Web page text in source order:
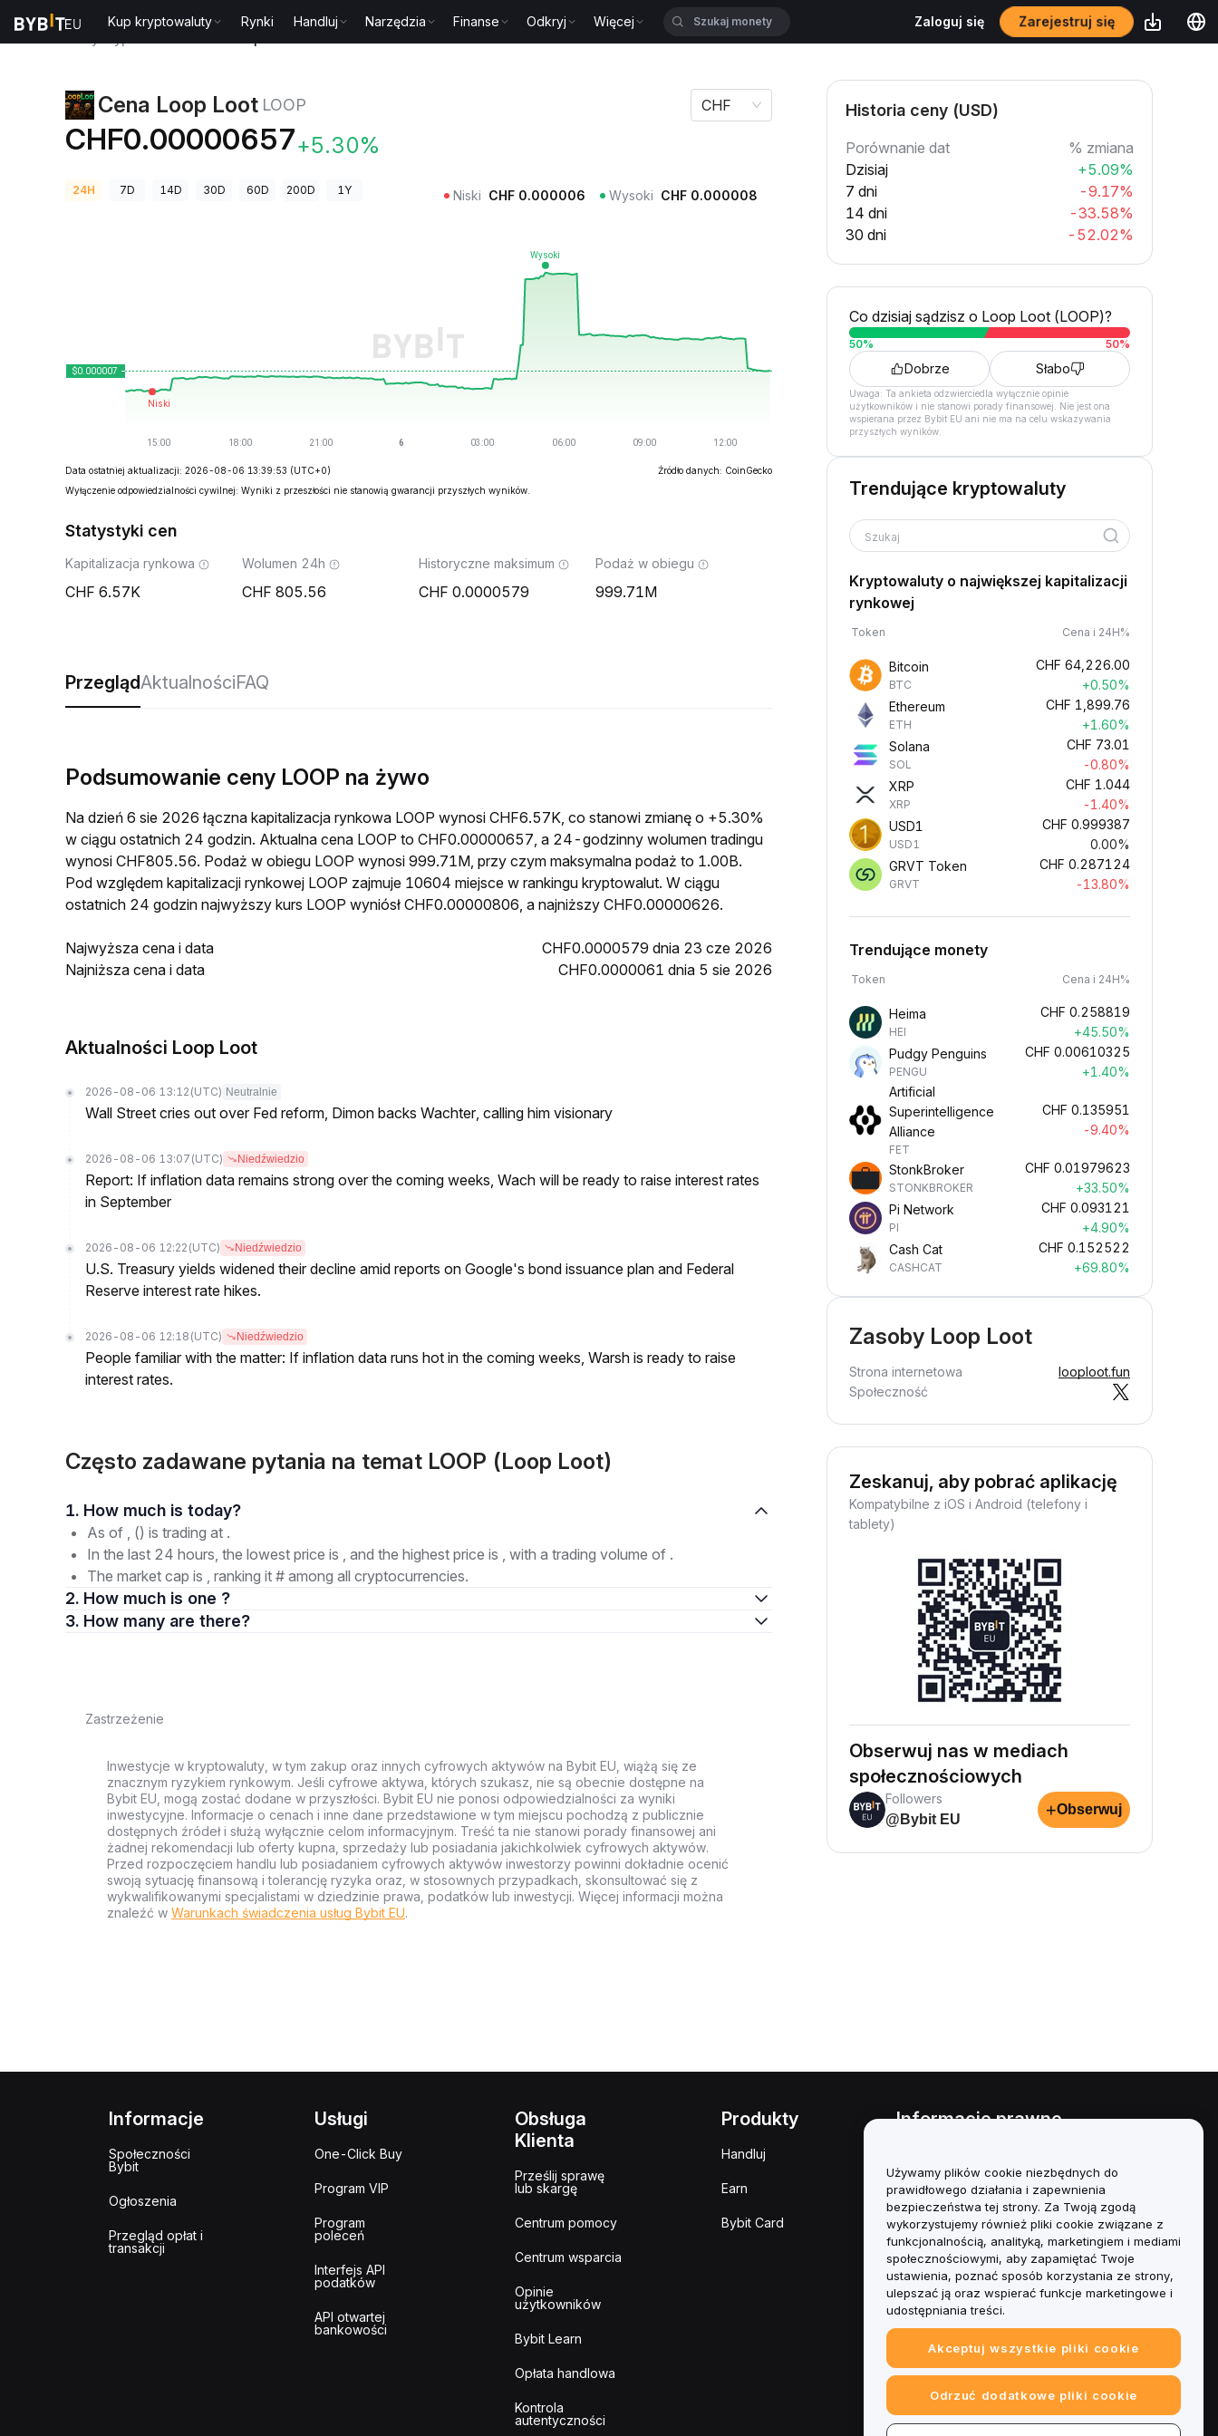
Kup kryptowaluty Rynki Handluj Narzędzia Finanse Odkryj Więcej Zaloguj się Zarejestruj się
Cena Loop Loot LOOP
CHF0.00000657+5.30%
CHF
24H 7D 14D 30D 60D 200D 1Y Niski CHF 0.000006 Wysoki CHF 0.000008
Data ostatniej aktualizacji: 2026-08-06 13:39:53 (UTC+0)
Źródło danych: CoinGecko
Wyłączenie odpowiedzialności cywilnej: Wyniki z przeszłości nie stanowią gwarancji przyszłych wyników.
Statystyki cen
Kapitalizacja rynkowa
6.57K
Wolumen 24h
805.56
Historyczne maksimum
0.0000579
Podaż w obiegu
999.71M
PrzeglądAktualnościFAQ
Podsumowanie ceny LOOP na żywo
Na dzień 6 sie 2026 łączna kapitalizacja rynkowa LOOP wynosi CHF6.57K, co stanowi zmianę o +5.30%
w ciągu ostatnich 24 godzin. Aktualna cena LOOP to CHF0.00000657, a 24-godzinny wolumen tradingu
wynosi CHF805.56. Podaż w obiegu LOOP wynosi 999.71M, przy czym maksymalna podaż to 1.00B.
Pod względem kapitalizacji rynkowej LOOP zajmuje 10604 miejsce w rankingu kryptowalut. W ciągu
ostatnich 24 godzin najwyższy kurs LOOP wyniósł CHF0.00000806, a najniższy CHF0.00000626.
Najwyższa cena i data
CHF0.0000579 dnia 23 cze 2026
Najniższa cena i data
CHF0.0000061 dnia 5 sie 2026
Aktualności Loop Loot
2026-08-06 13:12 (UTC) Neutralnie
Wall Street cries out over Fed reform, Dimon backs Wachter, calling him visionary
2026-08-06 13:07 (UTC) Niedźwiedzio
Report: If inflation data remains strong over the coming weeks, Wach will be ready to raise interest rates
in September
2026-08-06 12:22 (UTC) Niedźwiedzio
U.S. Treasury yields widened their decline amid reports on Google's bond issuance plan and Federal
Reserve interest rate hikes.
2026-08-06 12:18 (UTC) Niedźwiedzio
People familiar with the matter: If inflation data runs hot in the coming weeks, Warsh is ready to raise
interest rates.
Często zadawane pytania na temat LOOP (Loop Loot)
1. How much is today?
As of , () is trading at .
In the last 24 hours, the lowest price is , and the highest price is , with a trading volume of .
The market cap is , ranking it # among all cryptocurrencies.
2. How much is one ?
3. How many are there?
Zastrzeżenie
Inwestycje w kryptowaluty, w tym zakup oraz innych cyfrowych aktywów na Bybit EU, wiążą się ze
znacznym ryzykiem rynkowym. Jeśli cyfrowe aktywa, których szukasz, nie są obecnie dostępne na
Bybit EU, mogą zostać dodane w przyszłości. Bybit EU nie ponosi odpowiedzialności za wyniki
inwestycyjne. Informacje o cenach i inne dane przedstawione w tym miejscu pochodzą z publicznie
dostępnych źródeł i służą wyłącznie celom informacyjnym. Treść ta nie stanowi porady finansowej ani
żadnej rekomendacji lub oferty kupna, sprzedaży lub posiadania jakichkolwiek cyfrowych aktywów.
Przed rozpoczęciem handlu lub posiadaniem cyfrowych aktywów inwestorzy powinni dokładnie ocenić
swoją sytuację finansową i tolerancję ryzyka oraz, w stosownych przypadkach, skonsultować się z
wykwalifikowanymi specjalistami w dziedzinie prawa, podatków lub inwestycji. Więcej informacji można
znaleźć w Warunkach świadczenia usług Bybit EU.
Historia ceny (USD)
Porównanie dat
% zmiana
Dzisiaj
+5.09%
7 dni
-9.17%
14 dni
-33.58%
30 dni
-52.02%
Co dzisiaj sądzisz o Loop Loot (LOOP)?
50% 50%
Dobrze Słabo
Uwaga: Ta ankieta odzwierciedla wyłącznie opinie
użytkowników i nie stanowi porady finansowej. Nie jest ona
wspierana przez Bybit EU ani nie ma na celu wskazywania
przyszłych wyników.
Trendujące kryptowaluty
Szukaj
Kryptowaluty o największej kapitalizacji
rynkowej
Token Cena i 24H%
Bitcoin
BTC
CHF 64,226.00
+0.50%
Ethereum
ETH
CHF 1,899.76
+1.60%
Solana
SOL
CHF 73.01
-0.80%
XRP
XRP
CHF 1.044
-1.40%
USD1
USD1
CHF 0.999387
0.00%
GRVT Token
GRVT
CHF 0.287124
-13.80%
Trendujące monety
Token Cena i 24H%
Heima
HEI
CHF 0.258819
+45.50%
Pudgy Penguins
PENGU
CHF 0.00610325
+1.40%
Artificial
Superintelligence
Alliance
FET
CHF 0.135951
-9.40%
StonkBroker
STONKBROKER
CHF 0.01979623
+33.50%
Pi Network
PI
CHF 0.093121
+4.90%
Cash Cat
CASHCAT
CHF 0.152522
+69.80%
Zasoby Loop Loot
Strona internetowa
looploot.fun
Społeczność
Zeskanuj, aby pobrać aplikację
Kompatybilne z iOS i Android (telefony i
tablety)
Obserwuj nas w mediach
społecznościowych
Followers
@Bybit EU
+Obserwuj
Informacje
Społeczności
Bybit
Ogłoszenia
Przegląd opłat i
transakcji
Usługi
One-Click Buy
Program VIP
Program
poleceń
Interfejs API
podatków
API otwartej
bankowości
Obsługa
Klienta
Prześlij sprawę
lub skargę
Centrum pomocy
Centrum wsparcia
Opinie
użytkowników
Bybit Learn
Opłata handlowa
Kontrola
autentyczności
Produkty
Handluj
Earn
Bybit Card
Informacje prawne
interesów
Podsumowanie polityki
powiernictwa i zarządzania
Informacje ESG
Biuletyny informacyjne
kryptoaktywów
Używamy plików cookie niezbędnych do
prawidłowego działania i zapewnienia
bezpieczeństwa tej strony. Za Twoją zgodą
wykorzystujemy również pliki cookie związane z
funkcjonalnością, analityką, marketingiem i mediami
społecznościowymi, aby zapamiętać Twoje
ustawienia, poznać sposób korzystania ze strony,
ulepszać ją oraz wspierać funkcje marketingowe i
udostępniania treści.
Akceptuj wszystkie pliki cookie
Odrzuć dodatkowe pliki cookie